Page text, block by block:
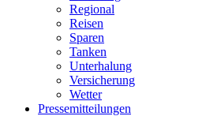
Regional
Reisen
Sparen
Tanken
Unterhalung
Versicherung
Wetter
Pressemitteilungen